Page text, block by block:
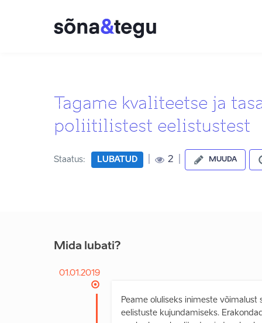
Tagame kvaliteetse ja
poliitilistest eelistustest
Staatus: LUBATUD 2 MUUDA
Mida lubati?
01.01.2019
Peame oluliseks inimeste
eelistuste kujundamiseks.